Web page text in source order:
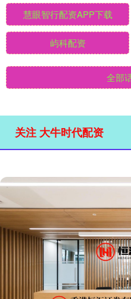
慧眼智行配资APP下载
屿科配资
全部
关注 大牛时代配资